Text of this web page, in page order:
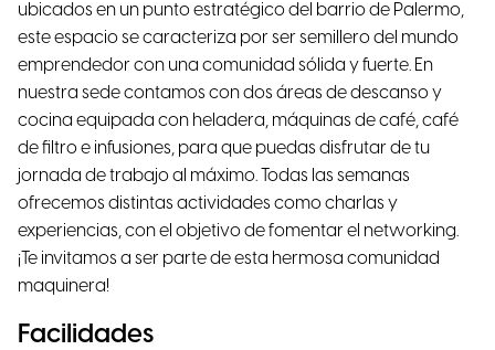
ubicados en un punto estratégico del barrio de Palermo,
este espacio se caracteriza por ser semillero del mundo
emprendedor con una comunidad sólida y fuerte. En
nuestra sede contamos con dos áreas de descanso y
cocina equipada con heladera, máquinas de café, café
de filtro e infusiones, para que puedas disfrutar de tu
jornada de trabajo al máximo. Todas las semanas
ofrecemos distintas actividades como charlas y
experiencias, con el objetivo de fomentar el networking.
¡Te invitamos a ser parte de esta hermosa comunidad
maquinera!
Facilidades